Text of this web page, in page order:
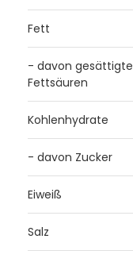
Fett
- davon gesättigte
Fettsäuren
Kohlenhydrate
- davon Zucker
Eiweiß
Salz